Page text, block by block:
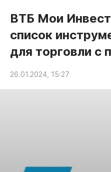
Обнинск
Статьи
Народные новости
Авто и транспорт
Благоустройство
ВТБ Мои
список
для торговли с
26.01.2024, 15:27